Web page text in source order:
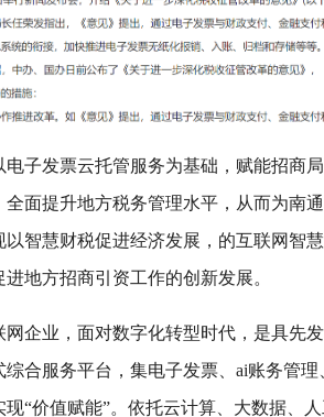
子发票云托管服务为基础，赋能招商
面提升地方税务管理水平，从而为南
智慧财税促进经济发展，的互联网智
地方招商引资工作的创新发展。
网企业，面对数字化转型时代，是具先
合服务平台，集电子发票、ai账务管
“价值赋能”。依托云计算、大数据、